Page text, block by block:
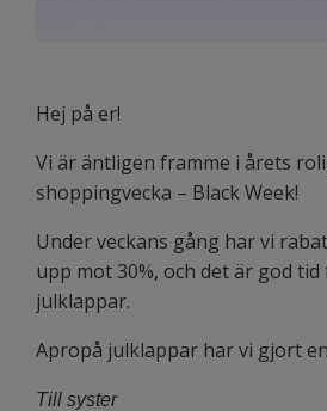
Hej på er!
Vi är äntligen framme i årets
shoppingvecka – Black Week!
Under veckans gång har vi
upp mot 30%, och det är god
julklappar.
Apropå julklappar har vi gjort
Till syster